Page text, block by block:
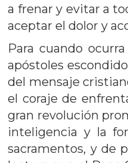
a frenar y evitar a
aceptar el dolor y
Para cuando
apóstoles
del mensaje
el coraje de
gran revolución
inteligencia y la
sacramentos, y de